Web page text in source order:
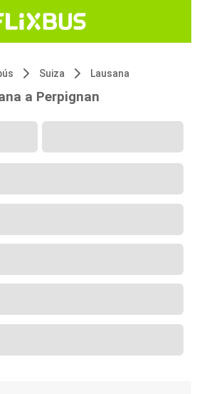
Suiza Lausana
a Perpignan